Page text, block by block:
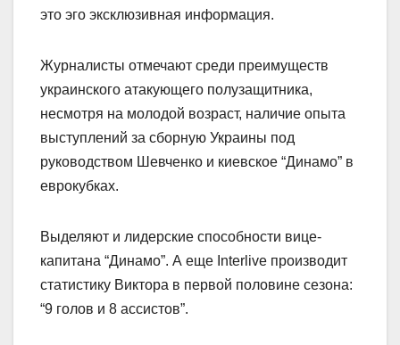
это эго эксклюзивная информация.
Журналисты отмечают среди преимуществ
украинского атакующего полузащитника,
несмотря на молодой возраст, наличие опыта
выступлений за сборную Украины под
руководством Шевченко и киевское “Динамо” в
еврокубках.
Выделяют и лидерские способности вице-
капитана “Динамо”. А еще Interlive производит
статистику Виктора в первой половине сезона:
“9 голов и 8 ассистов”.